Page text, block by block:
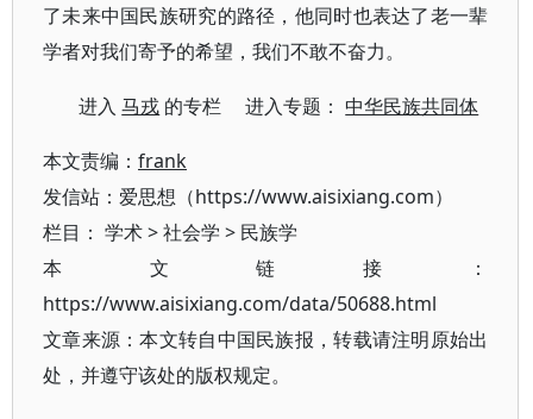
了未来中国民族研究的路径，他同时也表达了老一辈
学者对我们寄予的希望，我们不敢不奋力。
进入马戎 的专栏 进入专题：中华民族共同体
本文责编： frank
发信站：爱思想（https://www.aisixiang.com）
栏目： 学术>社会学 > 民族学
本文链接：
https://www.aisixiang.com/data/50688.html
文章来源：本文转自中国民族报，转载请注明原始出
处，并遵守该处的版权规定。